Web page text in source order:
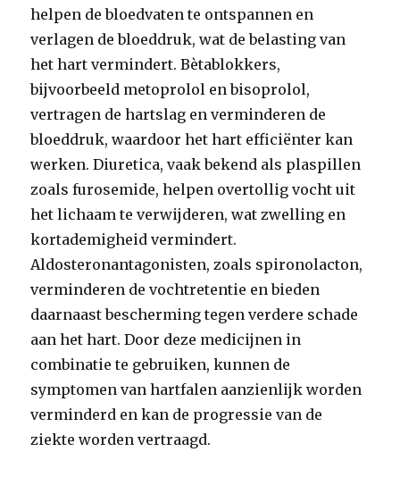
helpen de bloedvaten te ontspannen en
verlagen de bloeddruk, wat de belasting van
het hart vermindert. Bètablokkers,
bijvoorbeeld metoprolol en bisoprolol,
vertragen de hartslag en verminderen de
bloeddruk, waardoor het hart efficiënter kan
werken. Diuretica, vaak bekend als plaspillen
zoals furosemide, helpen overtollig vocht uit
het lichaam te verwijderen, wat zwelling en
kortademigheid vermindert.
Aldosteronantagonisten, zoals spironolacton,
verminderen de vochtretentie en bieden
daarnaast bescherming tegen verdere schade
aan het hart. Door deze medicijnen in
combinatie te gebruiken, kunnen de
symptomen van hartfalen aanzienlijk worden
verminderd en kan de progressie van de
ziekte worden vertraagd.